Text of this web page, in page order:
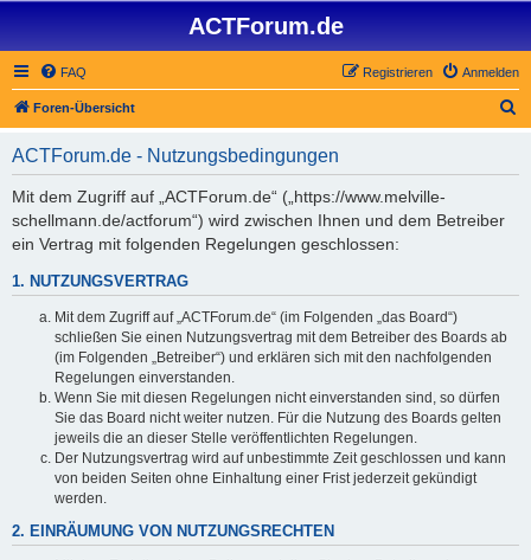
ACTForum.de
FAQ Anmelden
Registrieren
Foren-Übersicht
ACTForum.de - Nutzungsbedingungen
Mit dem Zugriff auf „ACTForum.de“ („https://www.melville-
schellmann.de/actforum“) wird zwischen Ihnen und dem Betreiber
ein Vertrag mit folgenden Regelungen geschlossen:
1. NUTZUNGSVERTRAG
Mit dem Zugriff auf „ACTForum.de“ (im Folgenden „das Board“)
schließen Sie einen Nutzungsvertrag mit dem Betreiber des Boards ab
(im Folgenden „Betreiber“) und erklären sich mit den nachfolgenden
Regelungen einverstanden.
Wenn Sie mit diesen Regelungen nicht einverstanden sind, so dürfen
Sie das Board nicht weiter nutzen. Für die Nutzung des Boards gelten
jeweils die an dieser Stelle veröffentlichten Regelungen.
Der Nutzungsvertrag wird auf unbestimmte Zeit geschlossen und kann
von beiden Seiten ohne Einhaltung einer Frist jederzeit gekündigt
werden.
2. EINRÄUMUNG VON NUTZUNGSRECHTEN